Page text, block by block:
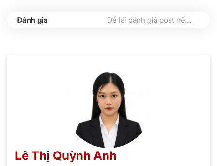
Để lại đánh giá post nếu bạn thấy hữu ích nhé
Lê Thị Quỳnh Anh